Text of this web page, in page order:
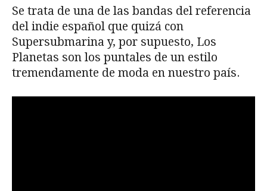
Se trata de una de las bandas del referencia
del indie español que quizá con
Supersubmarina y, por supuesto, Los
Planetas son los puntales de un estilo
tremendamente de moda en nuestro país.